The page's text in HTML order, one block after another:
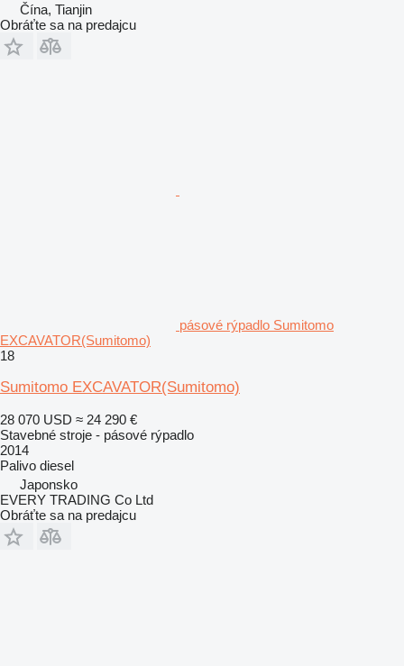
Čína, Tianjin
Obráťte sa na predajcu
pásové rýpadlo Sumitomo
EXCAVATOR(Sumitomo)
18
Sumitomo EXCAVATOR(Sumitomo)
28 070 USD ≈ 24 290 €
Stavebné stroje - pásové rýpadlo
2014
Palivo diesel
Japonsko
EVERY TRADING Co Ltd
Obráťte sa na predajcu